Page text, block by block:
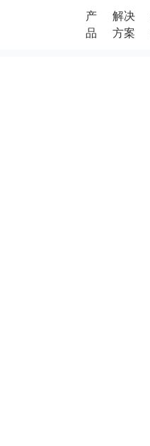
产
品
解决
方案